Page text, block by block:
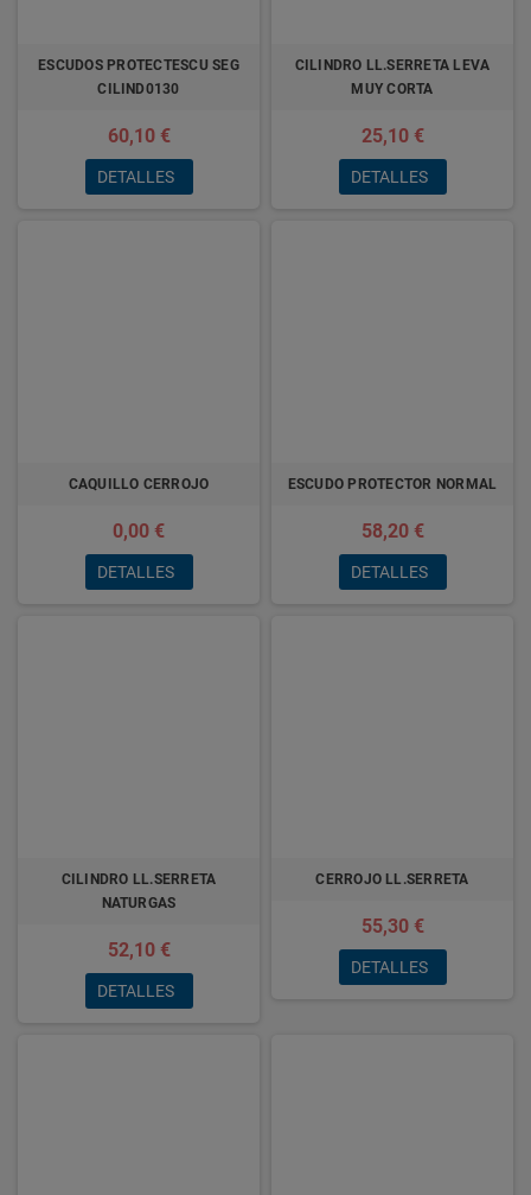
ESCUDOS PROTECTESCU SEG
CILIND0130
60,10 €
DETALLES
CILINDRO LL.SERRETA LEVA
MUY CORTA
25,10 €
DETALLES
CAQUILLO CERROJO
0,00 €
DETALLES
ESCUDO PROTECTOR NORMAL
58,20 €
DETALLES
CILINDRO LL.SERRETA
NATURGAS
52,10 €
DETALLES
CERROJO LL.SERRETA
55,30 €
DETALLES